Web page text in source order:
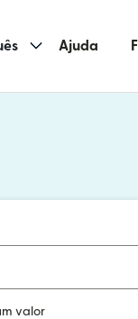
Ajuda
em uma nova
em uma nova
valor